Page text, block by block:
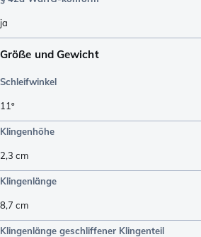
ja
Größe und Gewicht
Schleifwinkel
11º
Klingenhöhe
2,3 cm
Klingenlänge
8,7 cm
Klingenlänge geschliffener Klingenteil